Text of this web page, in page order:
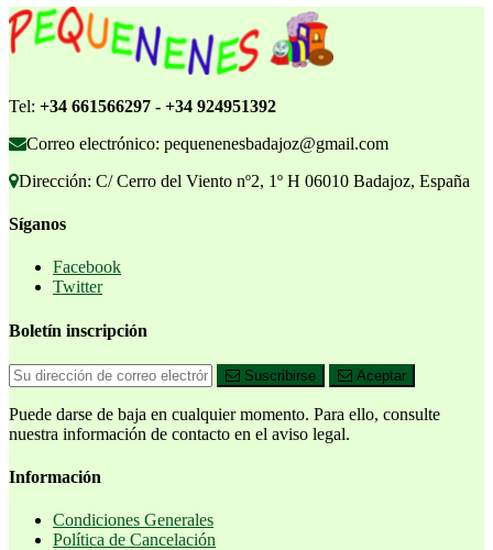
Tel: +34 661566297 - +34 924951392
Correo electrónico: pequenenesbadajoz@gmail.com
Dirección: C/ Cerro del Viento nº2, 1º H 06010 Badajoz, España
Síganos
Facebook
Twitter
Boletín inscripción
Suscribirse Aceptar
Puede darse de baja en cualquier momento. Para ello, consulte
nuestra información de contacto en el aviso legal.
Información
Condiciones Generales
Política de Cancelación